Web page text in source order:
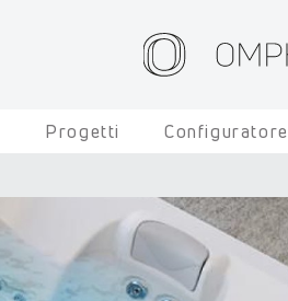
Progetti Configuratore